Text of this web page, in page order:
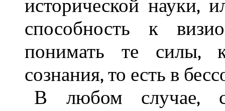
исторической науки,
способность к
понимать те силы,
сознания, то есть в
В любом случае,